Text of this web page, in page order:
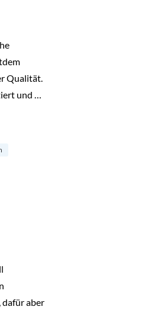
Qualität.
und …
dafür aber